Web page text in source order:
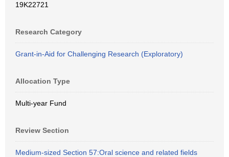
19K22721
Research Category
Grant-in-Aid for Challenging Research (Exploratory)
Allocation Type
Multi-year Fund
Review Section
Medium-sized Section 57:Oral science and related fields